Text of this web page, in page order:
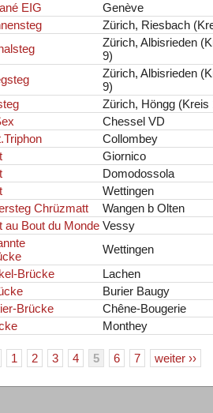
EIG
Genève
Zürich, Riesbach
Zürich, Albisrieden
9)
Zürich, Albisrieden
9)
Zürich, Höngg (Kreis
Chessel VD
Collombey
Giornico
Domodossola
Wettingen
Chrüzmatt
Wangen b Olten
au Bout du Monde Vessy
Wettingen
Brücke
Lachen
Burier Baugy
Brücke
Chêne-Bougerie
Monthey
1 2 3 4 5 6 7 weiter ››